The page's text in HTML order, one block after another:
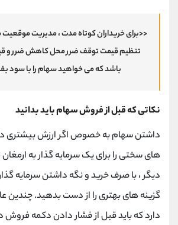
<<برای خریداران کوتاه مدت ، مدیریت
تنظیم قیمت توقف ضرر محل کاهش ضرر و
باشد که می خواهید سهام را با سود
نکاتی که قبل از فروش سهام باید بدانید
داشتن سهام به خصوص اگر ارزش بیشتری
های سختی را برای یک سرمایه گذار به
دیگر ، با صرف خرید و نگه داشتن سرمایه
گزینه های بهتری را از دست بدهید. چندین
دارد که باید قبل از فشار دادن دکمه فروش